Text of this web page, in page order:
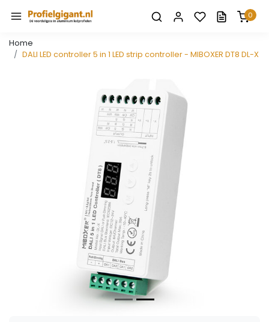
0
Home
DALI LED controller 5 in 1 LED strip controller - MIBOXER DT8 DL-X